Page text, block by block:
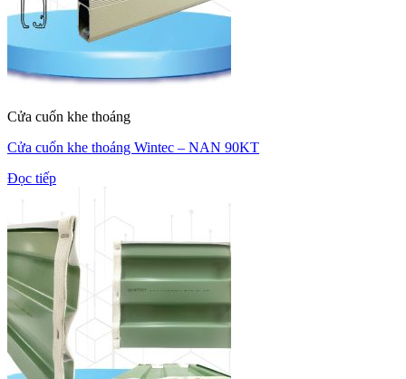
Cửa cuốn khe thoáng
Cửa cuốn khe thoáng Wintec – NAN 90KT
Đọc tiếp